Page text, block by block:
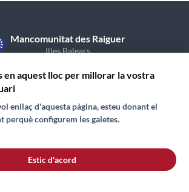
Mancomunitat des Raiguer
Illes Balears
(Illes Balears)
en aquest lloc per millorar la vostra
enllaç d'aquesta pàgina, esteu donant el
perquè configurem les galetes.
Estic d'acord